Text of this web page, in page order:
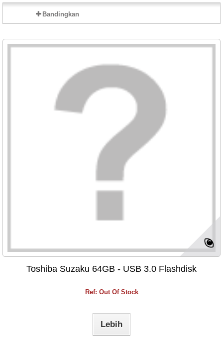
Bandingkan
Toshiba Suzaku 64GB - USB 3.0 Flashdisk
Ref: Out Of Stock
Lebih